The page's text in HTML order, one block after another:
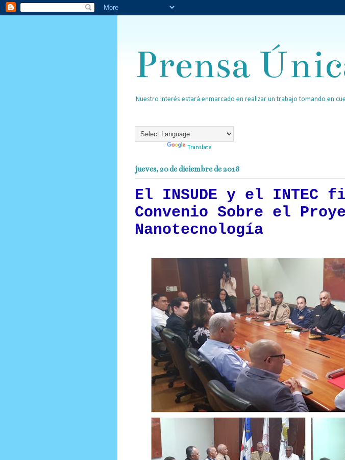
Prensa
Nuestro interés estará enmarcado en realizar un trabajo tomando en
Translate
jueves, 20 de diciembre de 2018
El INSUDE y el INTEC
Convenio Sobre el
Nanotecnología